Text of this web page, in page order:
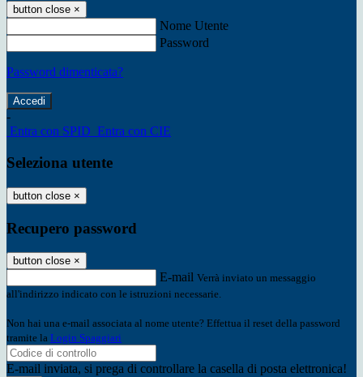
button close ×
Nome Utente
Password
Password dimenticata?
-
Entra con SPID Entra con CIE
Seleziona utente
button close ×
Recupero password
button close ×
E-mail Verrà inviato un messaggio
all'indirizzo indicato con le istruzioni necessarie.
Non hai una e-mail associata al nome utente? Effettua il reset della password
tramite la Login Spaggiari
E-mail inviata, si prega di controllare la casella di posta elettronica!